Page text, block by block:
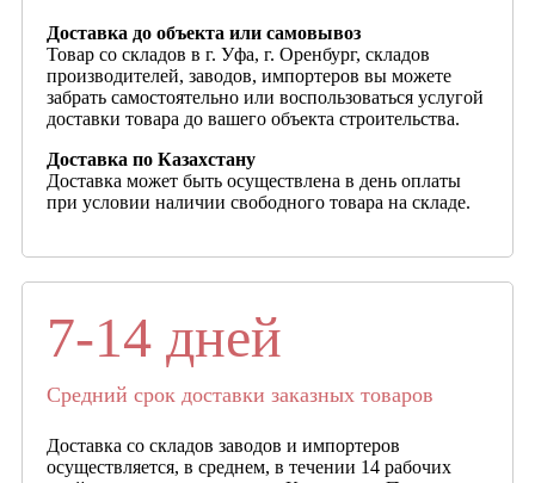
Доставка до объекта или самовывоз
Товар со складов в г. Уфа, г. Оренбург, складов
производителей, заводов, импортеров вы можете
забрать самостоятельно или воспользоваться услугой
доставки товара до вашего объекта строительства.
Доставка по Казахстану
Доставка может быть осуществлена в день оплаты
при условии наличии свободного товара на складе.
7-14 дней
Средний срок доставки заказных товаров
Доставка со складов заводов и импортеров
осуществляется, в среднем, в течении 14 рабочих